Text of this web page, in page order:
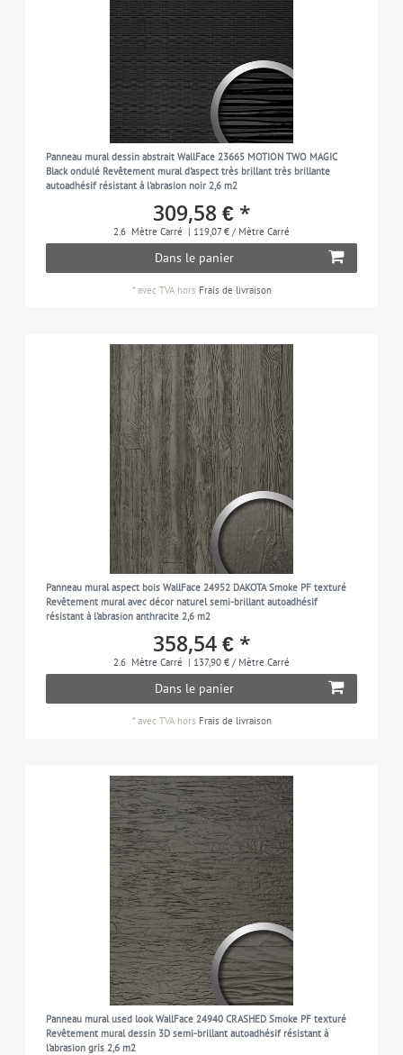
Panneau mural dessin abstrait WallFace 23665 MOTION TWO MAGIC
Black ondulé Revêtement mural d'aspect très brillant très brillante
autoadhésif résistant à l'abrasion noir 2,6 m2
309,58 € *
2.6 Mètre Carré | 119,07 € / Mètre Carré
Dans le panier
*avec TVAhors Frais de livraison
Panneau mural aspect bois WallFace 24952 DAKOTA Smoke PF texturé
Revêtement mural avec décor naturel semi-brillant autoadhésif
résistant à l'abrasion anthracite 2,6 m2
358,54 € *
2.6 Mètre Carré | 137,90 € / Mètre Carré
Dans le panier
*avec TVAhors Frais de livraison
Panneau mural used look WallFace 24940 CRASHED Smoke PF texturé
Revêtement mural dessin 3D semi-brillant autoadhésif résistant à
l'abrasion gris 2,6 m2